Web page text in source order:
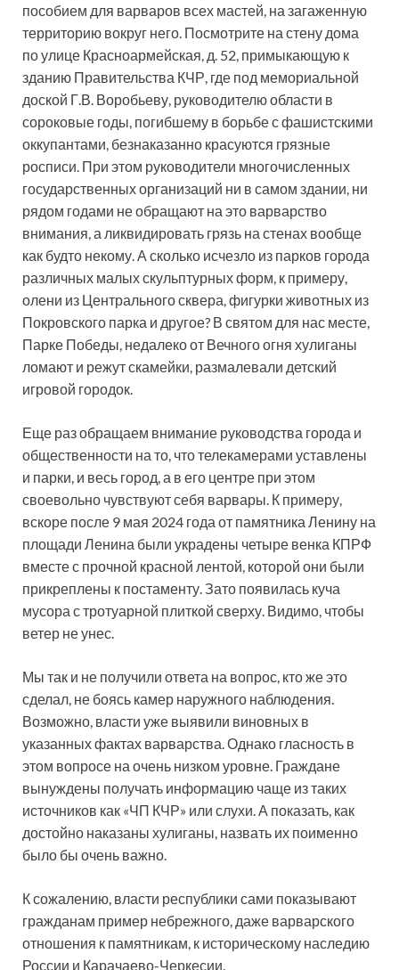
пособием для варваров всех мастей, на загаженную
территорию вокруг него. Посмотрите на стену дома
по улице Красноармейская, д. 52, примыкающую к
зданию Правительства КЧР, где под мемориальной
доской Г.В. Воробьеву, руководителю области в
сороковые годы, погибшему в борьбе с фашистскими
оккупантами, безнаказанно красуются грязные
росписи. При этом руководители многочисленных
государственных организаций ни в самом здании, ни
рядом годами не обращают на это варварство
внимания, а ликвидировать грязь на стенах вообще
как будто некому. А сколько исчезло из парков города
различных малых скульптурных форм, к примеру,
олени из Центрального сквера, фигурки животных из
Покровского парка и другое? В святом для нас месте,
Парке Победы, недалеко от Вечного огня хулиганы
ломают и режут скамейки, размалевали детский
игровой городок.
Еще раз обращаем внимание руководства города и
общественности на то, что телекамерами уставлены
и парки, и весь город, а в его центре при этом
своевольно чувствуют себя варвары. К примеру,
вскоре после 9 мая 2024 года от памятника Ленину на
площади Ленина были украдены четыре венка КПРФ
вместе с прочной красной лентой, которой они были
прикреплены к постаменту. Зато появилась куча
мусора с тротуарной плиткой сверху. Видимо, чтобы
ветер не унес.
Мы так и не получили ответа на вопрос, кто же это
сделал, не боясь камер наружного наблюдения.
Возможно, власти уже выявили виновных в
указанных фактах варварства. Однако гласность в
этом вопросе на очень низком уровне. Граждане
вынуждены получать информацию чаще из таких
источников как «ЧП КЧР» или слухи. А показать, как
достойно наказаны хулиганы, назвать их поименно
было бы очень важно.
К сожалению, власти республики сами показывают
гражданам пример небрежного, даже варварского
отношения к памятникам, к историческому наследию
России и Карачаево-Черкесии.